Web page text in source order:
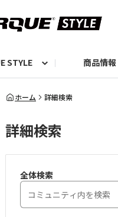
STYLE
らせ TORQUIZ【投
商品情報
ニュース
フォト
紹介しよう
部の日常フォト
ホーム 詳細検索
詳細検索
全体検索